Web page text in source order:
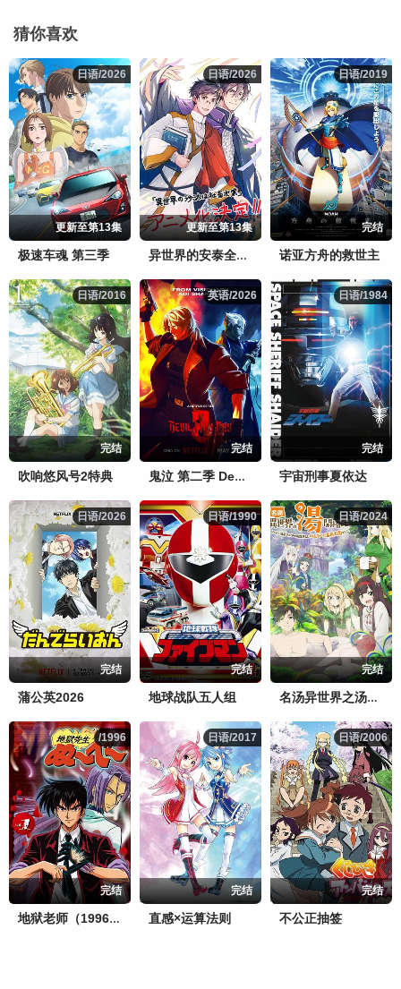
猜你喜欢
日语/2026
日语/2026
更新至第13集
极速车魂 第三季
日语/2026
日语/2026
更新至第13集
异世界的安泰全看社畜
日语/2019
日语/2019
完结
诺亚方舟的救世主
日语/2016
日语/2016
完结
吹响悠风号2特典
英语/2026
英语/2026
完结
鬼泣 第二季 Devil May Cry Season 2
日语/1984
日语/1984
完结
宇宙刑事夏依达
日语/2026
日语/2026
完结
蒲公英2026
日语/1990
日语/1990
完结
地球战队五人组
日语/2024
日语/2024
完结
名汤异世界之汤开拓记～40岁左右的温泉迷的转生地是悠闲的温泉天国～
/1996
/1996
完结
地狱老师（1996）
日语/2017
日语/2017
完结
直感×运算法则
日语/2006
日语/2006
完结
不公正抽签